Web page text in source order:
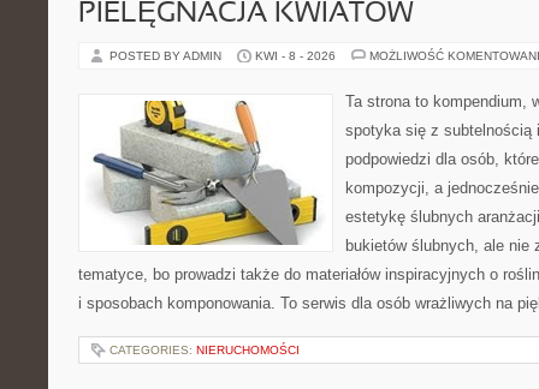
PIELĘGNACJA KWIATÓW
POSTED BY ADMIN KWI - 8 - 2026 MOŻLIWOŚĆ
Ta strona to kompendium,
spotyka się z subtelnością
podpowiedzi dla osób,
kompozycji, a
estetykę ślubnych
bukietów ślubnych, ale nie
tematyce, bo prowadzi także do materiałów inspiracyjnych o
i sposobach komponowania. To serwis dla osób wrażliwych na
CATEGORIES: NIERUCHOMOŚCI